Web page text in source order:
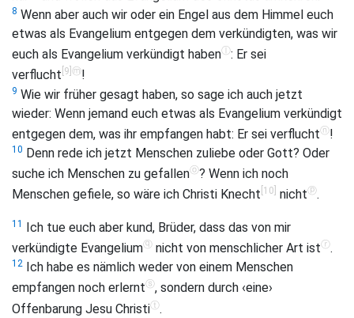
8 Wenn aber auch wir oder ein Engel aus dem Himmel euch
etwas als Evangelium entgegen dem verkündigten, was wir
euch als Evangelium verkündigt habenⓛ: Er sei
verflucht [9] ⓜ!
9 Wie wir früher gesagt haben, so sage ich auch jetzt
wieder: Wenn jemand euch etwas als Evangelium verkündigt
entgegen dem, was ihr empfangen habt: Er sei verfluchtⓝ!
10 Denn rede ich jetzt Menschen zuliebe oder Gott? Oder
suche ich Menschen zu gefallenⓞ? Wenn ich noch
Menschen gefiele, so wäre ich Christi Knecht [10] nichtⓟ.
11 Ich tue euch aber kund, Brüder, dass das von mir
verkündigte Evangeliumⓠ nicht von menschlicher Art istⓡ.
12
Ich habe es nämlich weder von einem Menschen
empfangen noch erlerntⓢ, sondern durch ‹eine›
Offenbarung Jesu Christiⓣ.